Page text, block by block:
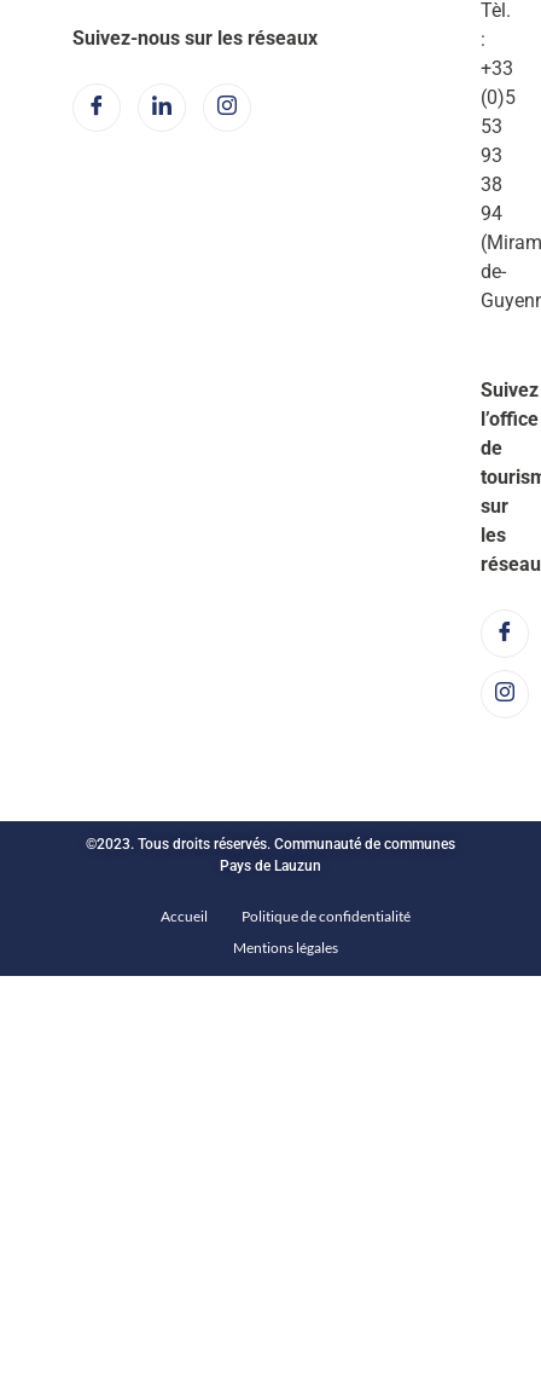
Suivez-nous sur les réseaux
Tèl.
:
+33
(0)5
53
93
38
94
de-
Suivez
l’office
de
sur
les
©2023. Tous droits réservés. Communauté de communes
Pays de Lauzun
Accueil
Politique de confidentialité
Mentions légales